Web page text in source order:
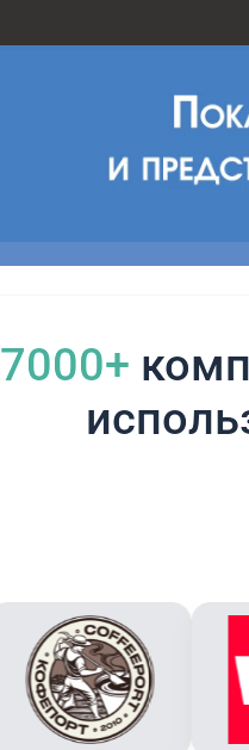
7000+